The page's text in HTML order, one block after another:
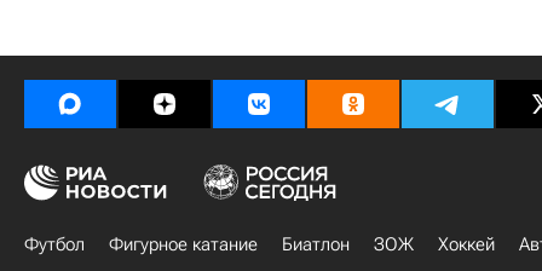
Футбол Фигурное катание Биатлон ЗОЖ Хоккей